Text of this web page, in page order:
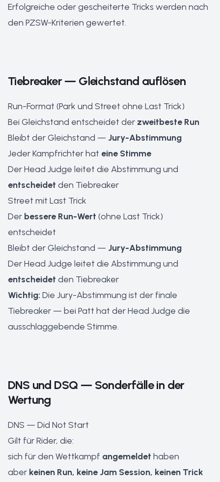
Erfolgreiche oder gescheiterte Tricks werden nach
den PZSW-Kriterien gewertet.
Tiebreaker — Gleichstand auflösen
Run-Format (Park und Street ohne Last Trick)
Bei Gleichstand entscheidet der zweitbeste Run
Bleibt der Gleichstand — Jury-Abstimmung
Jeder Kampfrichter hat eine Stimme
Der Head Judge leitet die Abstimmung und
entscheidet den Tiebreaker
Street mit Last Trick
Der bessere Run-Wert (ohne Last Trick)
entscheidet
Bleibt der Gleichstand — Jury-Abstimmung
Der Head Judge leitet die Abstimmung und
entscheidet den Tiebreaker
Wichtig: Die Jury-Abstimmung ist der finale
Tiebreaker — bei Patt hat der Head Judge die
ausschlaggebende Stimme.
DNS und DSQ — Sonderfälle in der
Wertung
DNS — Did Not Start
Gilt für Rider, die:
sich für den Wettkampf angemeldet haben
aber keinen Run, keine Jam Session, keinen Trick